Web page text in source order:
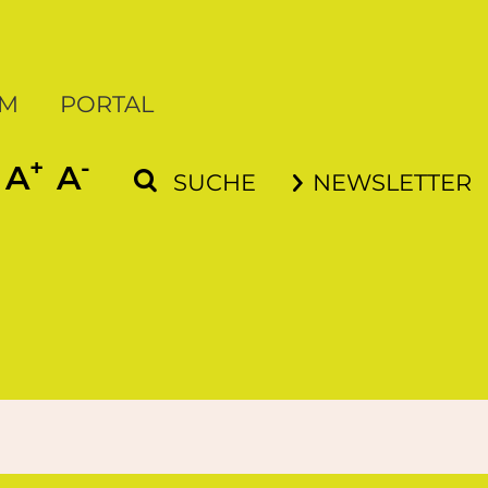
PORTAL
SCHRIFT VERGRÖSSERN
A+ SCHRIFT VERKLEINERN
A- SUCHE NEWSLETTER